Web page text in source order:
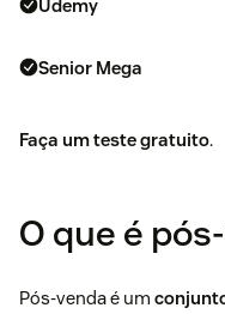
Udemy
Senior Mega
Faça um teste gratuito.
O que é
Pós-venda é um